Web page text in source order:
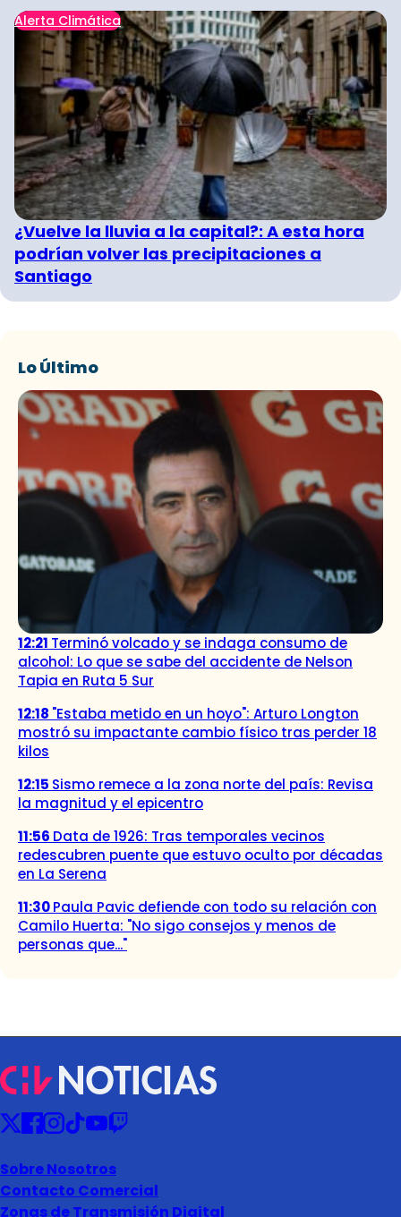
Alerta Climática
¿Vuelve la lluvia a la capital?: A esta hora
podrían volver las precipitaciones a
Santiago
Lo Último
12:21 Terminó volcado y se indaga consumo de
alcohol: Lo que se sabe del accidente de Nelson
Tapia en Ruta 5 Sur
12:18 "Estaba metido en un hoyo": Arturo Longton
mostró su impactante cambio físico tras perder 18
kilos
12:15 Sismo remece a la zona norte del país: Revisa
la magnitud y el epicentro
11:56 Data de 1926: Tras temporales vecinos
redescubren puente que estuvo oculto por décadas
en La Serena
11:30Paula Pavic defiende con todo su relación con
Camilo Huerta: "No sigo consejos y menos de
personas que..."
Sobre Nosotros
Contacto Comercial
Zonas de Transmisión Digital